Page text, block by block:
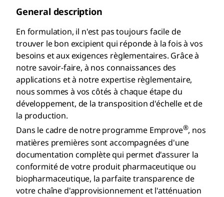
General description
En formulation, il n'est pas toujours facile de
trouver le bon excipient qui réponde à la fois à vos
besoins et aux exigences règlementaires. Grâce à
notre savoir-faire, à nos connaissances des
applications et à notre expertise règlementaire,
nous sommes à vos côtés à chaque étape du
développement, de la transposition d'échelle et de
la production.
Dans le cadre de notre programme Emprove®, nos
matières premières sont accompagnées d'une
documentation complète qui permet d'assurer la
conformité de votre produit pharmaceutique ou
biopharmaceutique, la parfaite transparence de
votre chaîne d'approvisionnement et l'atténuation